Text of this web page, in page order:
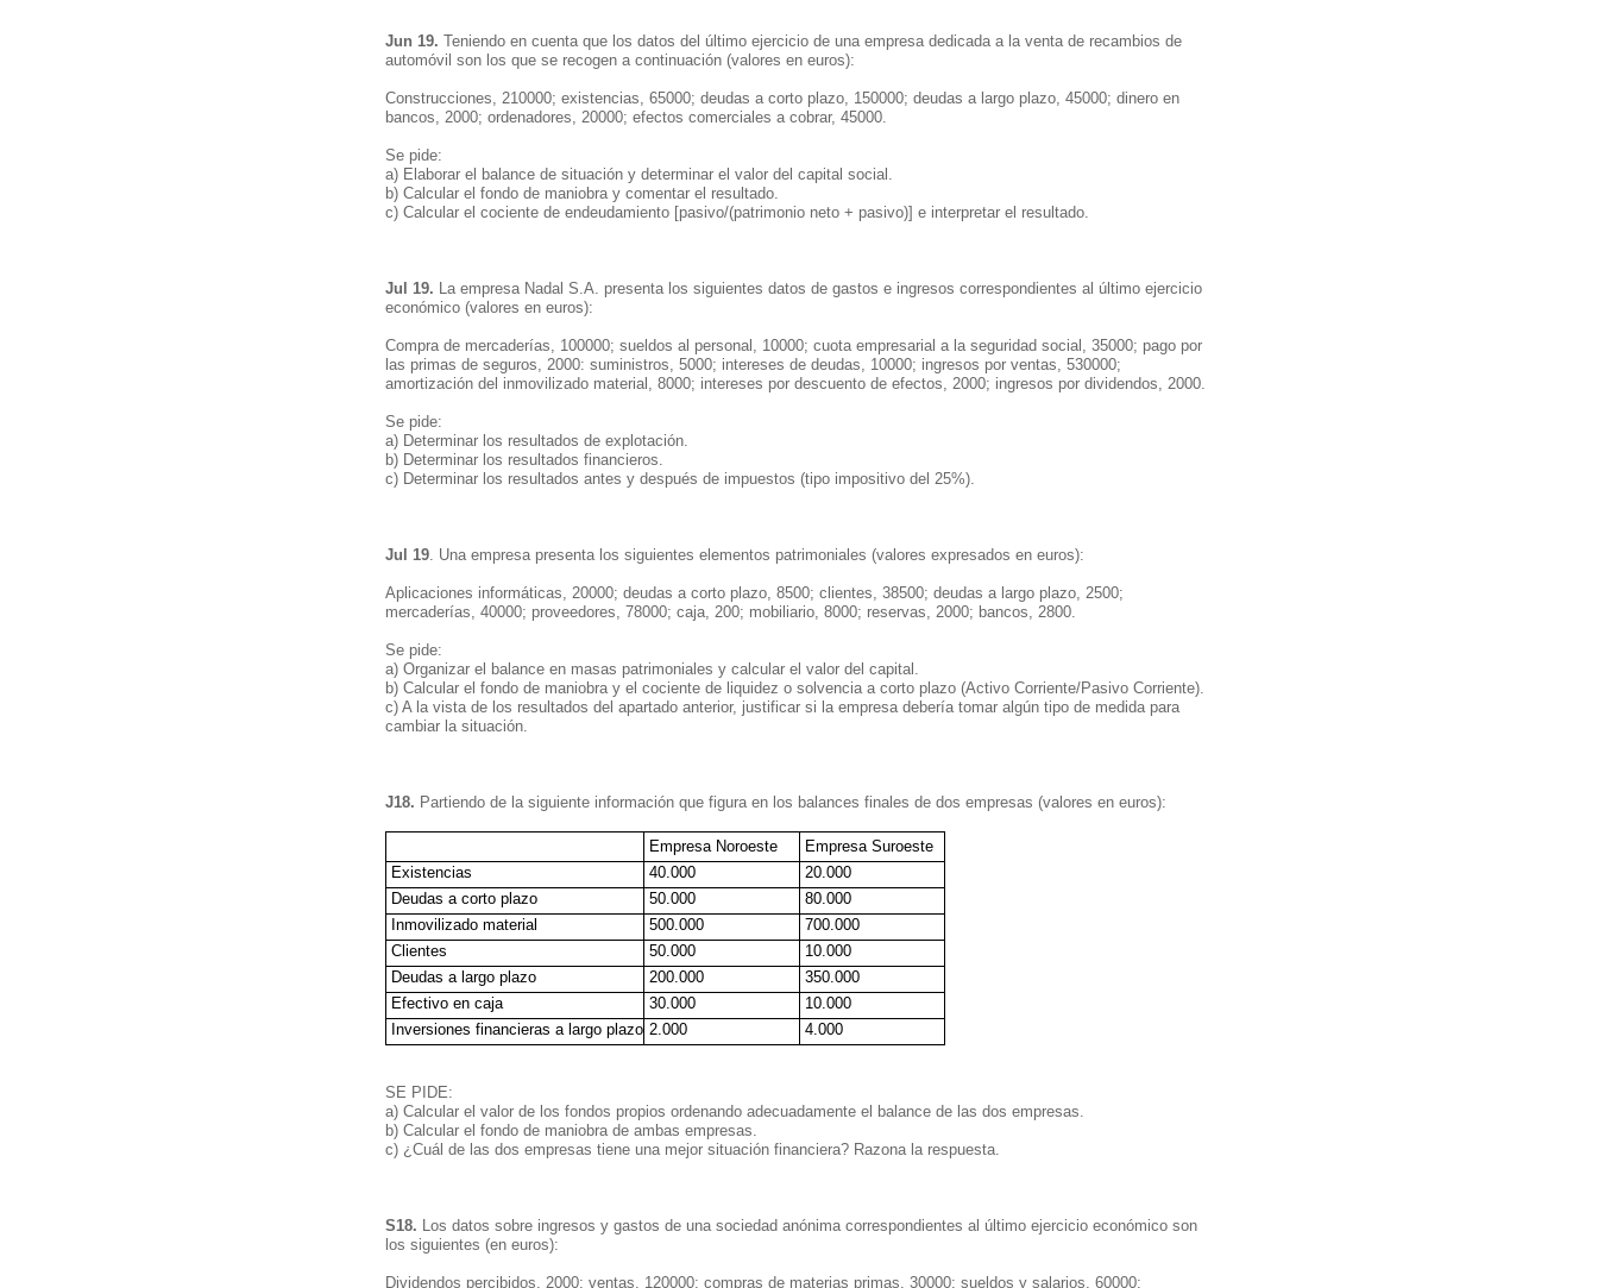
Jun 19. Teniendo en cuenta que los datos del último ejercicio de una empresa dedicada a la venta de recambios de
automóvil son los que se recogen a continuación (valores en euros):
Construcciones, 210000; existencias, 65000; deudas a corto plazo, 150000; deudas a largo plazo, 45000; dinero en
bancos, 2000; ordenadores, 20000; efectos comerciales a cobrar, 45000.
Se pide:
a) Elaborar el balance de situación y determinar el valor del capital social.
b) Calcular el fondo de maniobra y comentar el resultado.
c) Calcular el cociente de endeudamiento [pasivo/(patrimonio neto + pasivo)] e interpretar el resultado.
Jul 19. La empresa Nadal S.A. presenta los siguientes datos de gastos e ingresos correspondientes al último ejercicio
económico (valores en euros):
Compra de mercaderías, 100000; sueldos al personal, 10000; cuota empresarial a la seguridad social, 35000; pago por
las primas de seguros, 2000: suministros, 5000; intereses de deudas, 10000; ingresos por ventas, 530000;
amortización del inmovilizado material, 8000; intereses por descuento de efectos, 2000; ingresos por dividendos, 2000.
Se pide:
a) Determinar los resultados de explotación.
b) Determinar los resultados financieros.
c) Determinar los resultados antes y después de impuestos (tipo impositivo del 25%).
Jul 19. Una empresa presenta los siguientes elementos patrimoniales (valores expresados en euros):
Aplicaciones informáticas, 20000; deudas a corto plazo, 8500; clientes, 38500; deudas a largo plazo, 2500;
mercaderías, 40000; proveedores, 78000; caja, 200; mobiliario, 8000; reservas, 2000; bancos, 2800.
Se pide:
a) Organizar el balance en masas patrimoniales y calcular el valor del capital.
b) Calcular el fondo de maniobra y el cociente de liquidez o solvencia a corto plazo (Activo Corriente/Pasivo Corriente).
c) A la vista de los resultados del apartado anterior, justificar si la empresa debería tomar algún tipo de medida para
cambiar la situación.
J18. Partiendo de la siguiente información que figura en los balances finales de dos empresas (valores en euros):
Empresa Noroeste
Empresa Suroeste
Existencias
40.000
20.000
Deudas a corto plazo
50.000
80.000
Inmovilizado material
500.000
700.000
Clientes
50.000
10.000
Deudas a largo plazo
200.000
350.000
Efectivo en caja
30.000
10.000
Inversiones financieras a largo plazo 2.000 4.000
SE PIDE:
a) Calcular el valor de los fondos propios ordenando adecuadamente el balance de las dos empresas.
b) Calcular el fondo de maniobra de ambas empresas.
c) ¿Cuál de las dos empresas tiene una mejor situación financiera? Razona la respuesta.
S18. Los datos sobre ingresos y gastos de una sociedad anónima correspondientes al último ejercicio económico son
los siguientes (en euros):
Dividendos percibidos, 2000; ventas, 120000; compras de materias primas, 30000; sueldos y salarios, 60000;